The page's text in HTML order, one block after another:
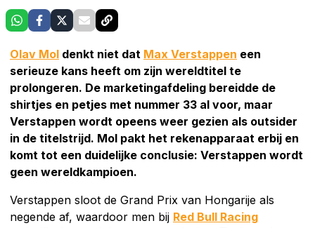
Olav Mol denkt niet dat Max Verstappen een
serieuze kans heeft om zijn wereldtitel te
prolongeren. De marketingafdeling bereidde de
shirtjes en petjes met nummer 33 al voor, maar
Verstappen wordt opeens weer gezien als outsider
in de titelstrijd. Mol pakt het rekenapparaat erbij en
komt tot een duidelijke conclusie: Verstappen wordt
geen wereldkampioen.
Verstappen sloot de Grand Prix van Hongarije als
negende af, waardoor men bij Red Bull Racing